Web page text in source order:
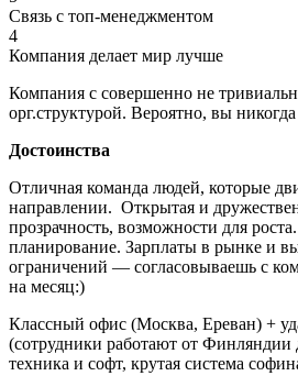
Связь с топ-менеджментом
4
Компания делает мир лучше
Компания с совершенно не
орг.структурой. Вероятно, вы
Достоинства
Отличная команда людей, которые
направлении. Открытая и
прозрачность, возможности для
планирование. Зарплаты в рынке и
ограничений — согласовываешь с
на месяц:)
Классный офис (Москва, Ереван) +
(сотрудники работают от Финляндии
техника и софт, крутая система